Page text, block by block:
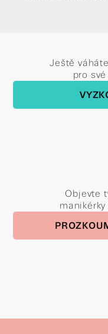
Ještě
pro
Objevte